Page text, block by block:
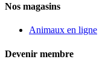
Nos magasins
Animaux en ligne
Devenir membre